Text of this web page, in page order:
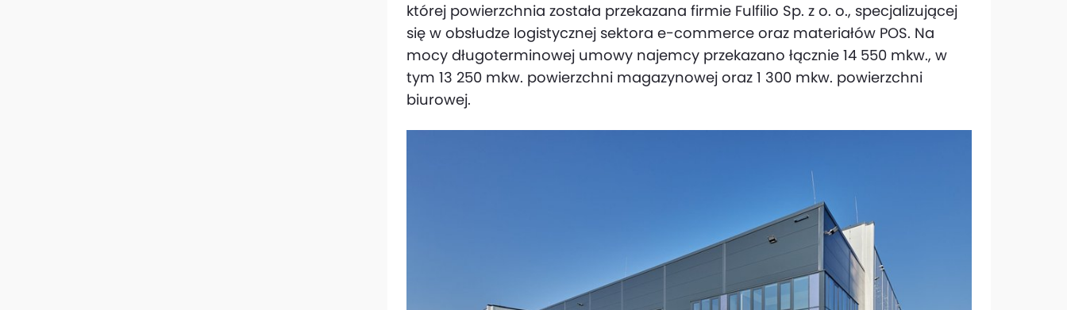
której powierzchnia została przekazana firmie Fulfilio Sp. z o. o., specjalizującej
się w obsłudze logistycznej sektora e-commerce oraz materiałów POS. Na
mocy długoterminowej umowy najemcy przekazano łącznie 14 550 mkw., w
tym 13 250 mkw. powierzchni magazynowej oraz 1 300 mkw. powierzchni
biurowej.